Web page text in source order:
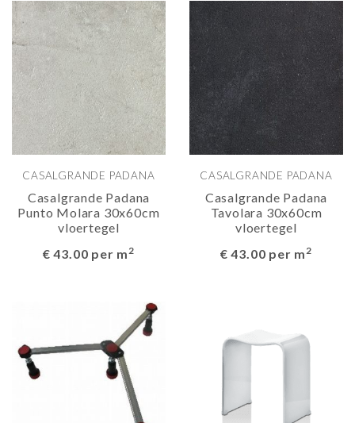
CASALGRANDE PADANA
Casalgrande Padana
Punto Molara 30x60cm
vloertegel
€ 43.00 per m2
CASALGRANDE PADANA
Casalgrande Padana
Tavolara 30x60cm
vloertegel
€ 43.00 per m2